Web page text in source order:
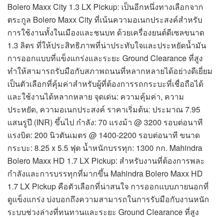
Bolero Maxx City 1.3 LX Pickup: เป็นอีกหนึ่งทางเลือกจาก
ตระกูล Bolero Maxx City ที่เน้นความอเนกประสงค์สำหรับ
การใช้งานทั้งในเมืองและชนบท ด้วยเครื่องยนต์ดีเซลขนาด
1.3 ลิตร ที่ให้ประสิทธิภาพที่น่าประทับใจและประหยัดน้ำมัน
การออกแบบที่แข็งแกร่งและระยะ Ground Clearance ที่สูง
ทำให้สามารถรับมือกับสภาพถนนที่หลากหลายได้อย่างดีเยี่ยม
เป็นตัวเลือกที่คุ้มค่าสำหรับผู้ที่ต้องการรถกระบะที่เชื่อถือได้
และใช้งานได้หลากหลาย จุดเด่น: ความคุ้มค่า, ความ
ประหยัด, ความอเนกประสงค์ ราคาเริ่มต้น: ประมาณ 7.95
แสนรูปี (INR) ขึ้นไป กำลัง: 70 แรงม้า @ 3200 รอบต่อนาที
แรงบิด: 200 นิวตันเมตร @ 1400-2200 รอบต่อนาที ขนาด
กระบะ: 8.25 x 5.5 ฟุต น้ำหนักบรรทุก: 1300 กก. Mahindra
Bolero Maxx HD 1.7 LX Pickup: สำหรับงานที่ต้องการพละ
กำลังและการบรรทุกที่มากขึ้น Mahindra Bolero Maxx HD
1.7 LX Pickup คือตัวเลือกที่น่าสนใจ การออกแบบภายนอกที่
ดูแข็งแกร่ง บ่งบอกถึงความสามารถในการรับมือกับงานหนัก
ระบบช่วงล่างที่ทนทานและระยะ Ground Clearance ที่สูง